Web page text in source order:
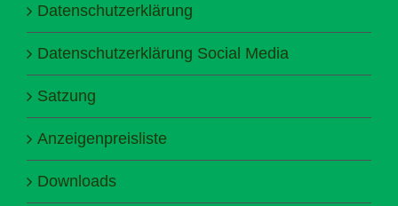
Datenschutzerklärung
Datenschutzerklärung Social Media
Satzung
Anzeigenpreisliste
Downloads